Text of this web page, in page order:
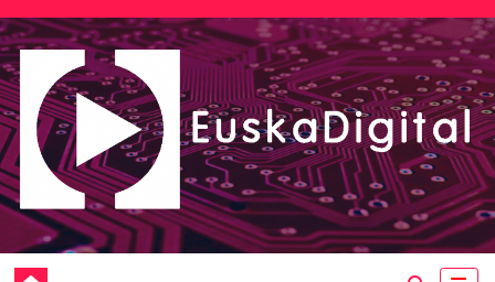
Saltar
al
contenido